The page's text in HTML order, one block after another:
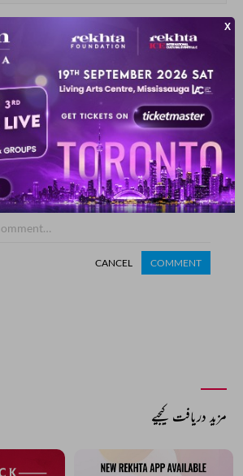
SHOW MORE SUGGESTIONS
COMMENT
SHARE YOUR VIEWS
CANCEL COMMENT
مزید دریافت کیجیے